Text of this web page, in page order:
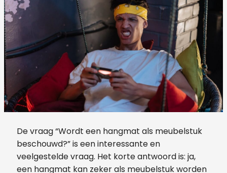
De vraag “Wordt een hangmat als meubelstuk
beschouwd?” is een interessante en
veelgestelde vraag. Het korte antwoord is: ja,
een hangmat kan zeker als meubelstuk worden